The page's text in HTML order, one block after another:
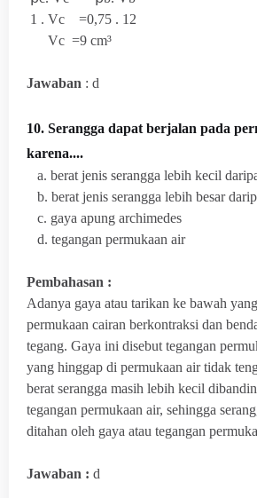
1 . Vc =0,75 . 12
Vc =9 cm³
Jawaban : d
10. Serangga dapat berjalan pada
karena....
a. berat jenis serangga lebih kecil
b. berat jenis serangga lebih besar
c. gaya apung archimedes
d. tegangan permukaan air
Pembahasan :
Adanya gaya atau tarikan ke bawah
permukaan cairan berkontraksi dan
tegang. Gaya ini disebut tegangan
yang hinggap di permukaan air tidak
berat serangga masih lebih kecil
tegangan permukaan air, sehingga
ditahan oleh gaya atau tegangan
Jawaban : d